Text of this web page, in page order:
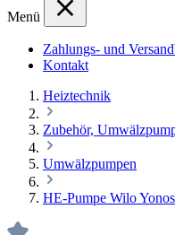
Menü
Zahlungs- und
Kontakt
Heiztechnik
Zubehör,
Umwälzpumpen
HE-Pumpe Wilo